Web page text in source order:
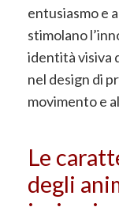
entusiasmo e
stimolano
identità visiva
nel design di
movimento e
Le
degli